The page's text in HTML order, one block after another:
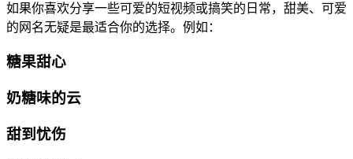
如果你喜欢分享一些可爱的短视频或搞笑的日常，甜美、可爱
的网名无疑是最适合你的选择。例如：
糖果甜心
奶糖味的云
甜到忧伤